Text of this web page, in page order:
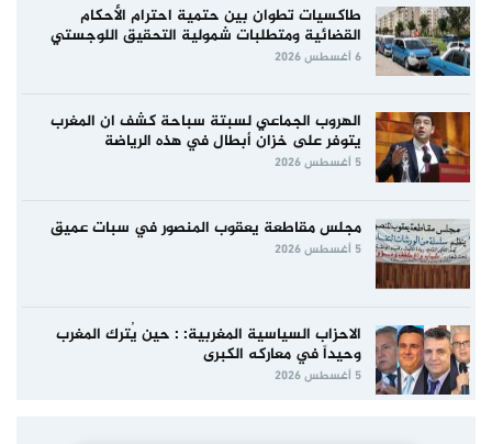
طاكسيات تطوان بين حتمية احترام الأحكام
القضائية ومتطلبات شمولية التحقيق اللوجستي
6 أغسطس 2026
الهروب الجماعي لسبتة سباحة كشف ان المغرب
يتوفر على خزان أبطال في هذه الرياضة
5 أغسطس 2026
مجلس مقاطعة يعقوب المنصور في سبات عميق
5 أغسطس 2026
الاحزاب السياسية المغربية: : حين يُترك المغرب
وحيداً في معاركه الكبرى
5 أغسطس 2026